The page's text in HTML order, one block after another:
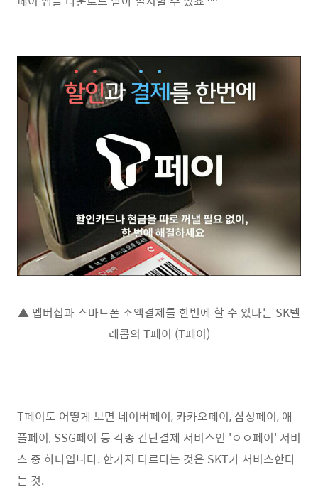
▲ 멥버십과 스마트폰 소액결제를 한번에 할 수 있다는 SK텔
레콤의 T페이 (T페이)
T페이도 어떻게 보면 네이버페이, 카카오페이, 삼성페이, 애
플페이, SSG페이 등 각종 간단결제 서비스인 'ㅇㅇ페이' 서비
스 중 하나입니다. 한가지 다르다는 것은 SKT가 서비스한다
는 것.